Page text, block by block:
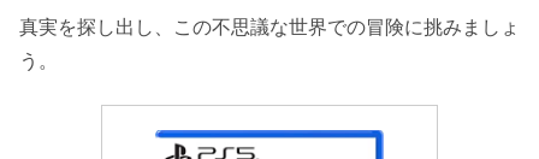
真実を探し出し、この不思議な世界での冒険に挑みましょ
う。